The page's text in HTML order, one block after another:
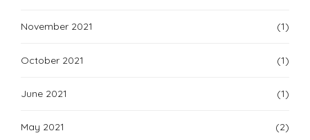
November 2021 (1)
October 2021 (1)
June 2021 (1)
May 2021 (2)